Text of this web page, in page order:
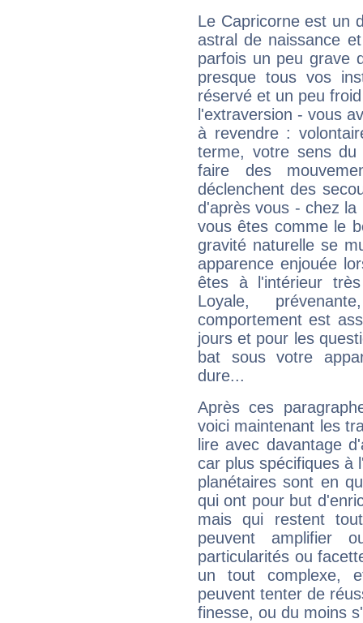
Le Capricorne est un
astral de naissance
parfois un peu grave
presque tous vos
réservé et un peu
l'extraversion - vous
à revendre :
terme, votre sens
faire des
déclenchent des
d'après vous - chez
vous êtes comme le
gravité naturelle se
apparence enjouée
êtes à l'intérieur
Loyale,
comportement est
jours et pour les
bat sous votre
dure...
Après ces
voici maintenant les
lire avec davantage
car plus spécifiques à
planétaires sont en
qui ont pour but
mais qui restent
peuvent amplifier
particularités ou
un tout complexe,
peuvent tenter de
finesse, ou du moins